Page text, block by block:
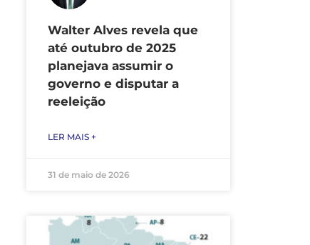
Walter Alves revela que
até outubro de 2025
planejava assumir o
governo e disputar a
reeleição
LER MAIS +
31 de maio de 2026